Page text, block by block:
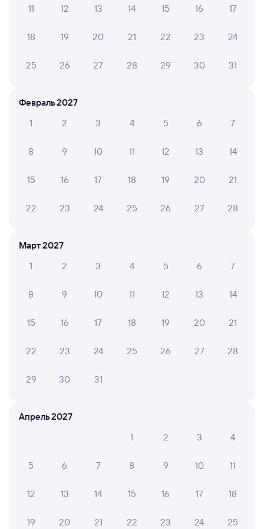
Способы оплаты
Правила работы сервиса
Отели Поронайска
ЖД билеты Поронайск
11 12 13 14 15 16 17
18 19 20 21 22 23 24
25 26 27 28 29 30 31
Февраль 2027
1
2 3 4 5 6 7
8 9 10 11 12 13 14
15 16 17 18 19 20 21
22 23 24 25 26 27 28
Март 2027
1
2 3 4 5 6 7
8 9 10 11 12 13 14
15 16 17 18 19 20 21
22 23 24 25 26 27 28
29 30 31
Апрель 2027
1
2 3 4
5 6 7 8 9 10 11
12 13 14 15 16 17 18
19 20 21 22 23 24 25